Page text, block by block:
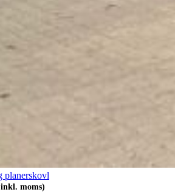
planerskovl
inkl. moms)